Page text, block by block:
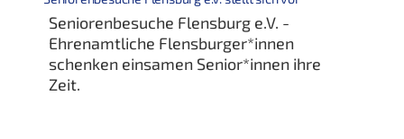
Seniorenbesuche Flensburg e.V. -
Ehrenamtliche Flensburger*innen
schenken einsamen Senior*innen ihre
Zeit.